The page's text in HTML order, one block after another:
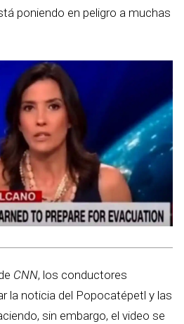
poniendo en peligro a muchas
CNN, los conductores
la noticia del Popocatépetl y las
sin embargo, el video se